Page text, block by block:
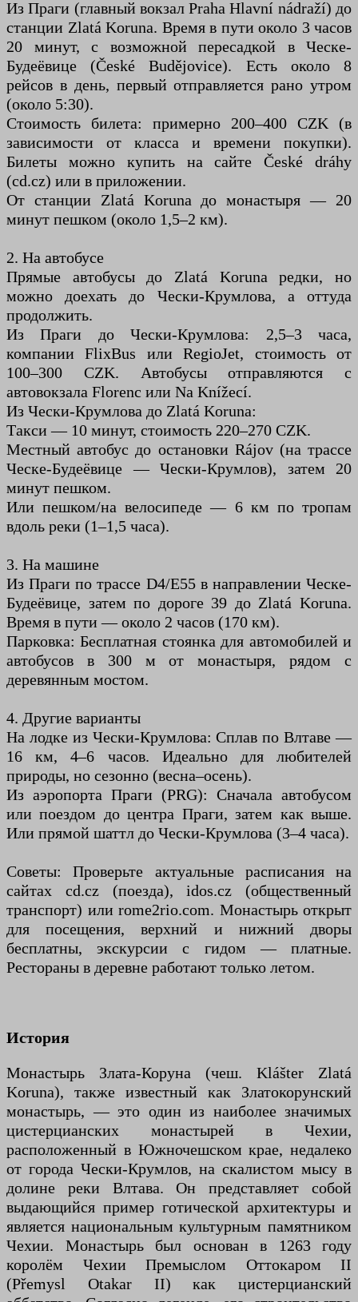
Из Праги (главный вокзал Praha Hlavní nádraží) до
станции Zlatá Koruna. Время в пути около 3 часов
20 минут, с возможной пересадкой в Ческе-
Будеёвице (České Budějovice). Есть около 8
рейсов в день, первый отправляется рано утром
(около 5:30).
Стоимость билета: примерно 200–400 CZK (в
зависимости от класса и времени покупки).
Билеты можно купить на сайте České dráhy
(cd.cz) или в приложении.
От станции Zlatá Koruna до монастыря — 20
минут пешком (около 1,5–2 км).
2. На автобусе
Прямые автобусы до Zlatá Koruna редки, но
можно доехать до Чески-Крумлова, а оттуда
продолжить.
Из Праги до Чески-Крумлова: 2,5–3 часа,
компании FlixBus или RegioJet, стоимость от
100–300 CZK. Автобусы отправляются с
автовокзала Florenc или Na Knížecí.
Из Чески-Крумлова до Zlatá Koruna:
Такси — 10 минут, стоимость 220–270 CZK.
Местный автобус до остановки Rájov (на трассе
Ческе-Будеёвице — Чески-Крумлов), затем 20
минут пешком.
Или пешком/на велосипеде — 6 км по тропам
вдоль реки (1–1,5 часа).
3. На машине
Из Праги по трассе D4/E55 в направлении Ческе-
Будеёвице, затем по дороге 39 до Zlatá Koruna.
Время в пути — около 2 часов (170 км).
Парковка: Бесплатная стоянка для автомобилей и
автобусов в 300 м от монастыря, рядом с
деревянным мостом.
4. Другие варианты
На лодке из Чески-Крумлова: Сплав по Влтаве —
16 км, 4–6 часов. Идеально для любителей
природы, но сезонно (весна–осень).
Из аэропорта Праги (PRG): Сначала автобусом
или поездом до центра Праги, затем как выше.
Или прямой шаттл до Чески-Крумлова (3–4 часа).
Советы: Проверьте актуальные расписания на
сайтах cd.cz (поезда), idos.cz (общественный
транспорт) или rome2rio.com. Монастырь открыт
для посещения, верхний и нижний дворы
бесплатны, экскурсии с гидом — платные.
Рестораны в деревне работают только летом.
История
Монастырь Злата-Коруна (чеш. Klášter Zlatá
Koruna), также известный как Златокорунский
монастырь, — это один из наиболее значимых
цистерцианских монастырей в Чехии,
расположенный в Южночешском крае, недалеко
от города Чески-Крумлов, на скалистом мысу в
долине реки Влтава. Он представляет собой
выдающийся пример готической архитектуры и
является национальным культурным памятником
Чехии. Монастырь был основан в 1263 году
королём Чехии Премыслом Оттокаром II
(Přemysl Otakar II) как цистерцианский